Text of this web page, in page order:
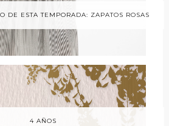
DE ESTA TEMPORADA: ZAPATOS ROSAS
4 AÑOS